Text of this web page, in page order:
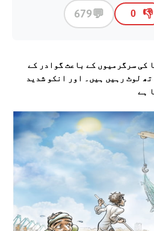
👎
0
💬
679
کی سرگرمیوں کے باعث گوادر کے
لوٹ رہيں ہيں۔ اور انکو شديد
ہے